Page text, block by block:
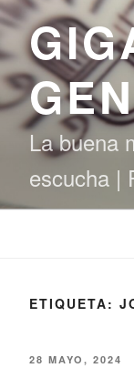
Saltar
al
contenido
La buena
escucha |
ETIQUETA:
PUBLICADO
28 MAYO, 2024